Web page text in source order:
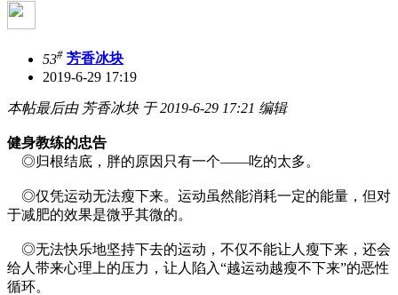
53# 芳香冰块
2019-6-29 17:19
本帖最后由 芳香冰块 于 2019-6-29 17:21 编辑
健身教练的忠告
◎归根结底，胖的原因只有一个——吃的太多。
◎仅凭运动无法瘦下来。运动虽然能消耗一定的能量，但对
于减肥的效果是微乎其微的。
◎无法快乐地坚持下去的运动，不仅不能让人瘦下来，还会
给人带来心理上的压力，让人陷入“越运动越瘦不下来”的恶性
循环。